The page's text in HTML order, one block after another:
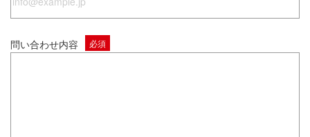
問い合わせ内容 必須